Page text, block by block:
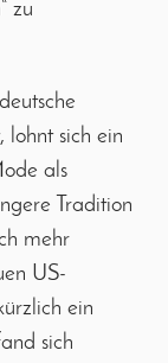
zu
lohnt sich ein
als
Tradition
mehr
US-
ein
sich